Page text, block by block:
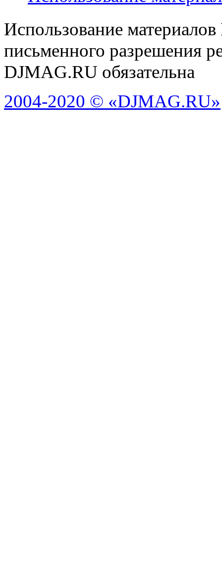
Использование
письменного разрешения
DJMAG.RU обязательна
2004-2020 © «DJMAG.RU»